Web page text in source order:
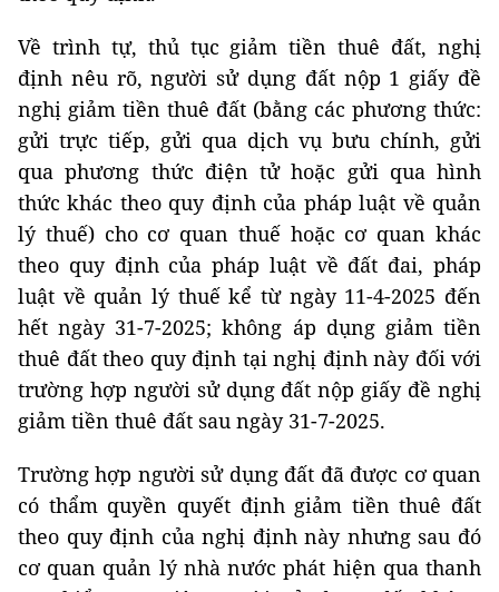
Về trình tự, thủ tục giảm tiền thuê đất, nghị
định nêu rõ, người sử dụng đất nộp 1 giấy đề
nghị giảm tiền thuê đất (bằng các phương thức:
gửi trực tiếp, gửi qua dịch vụ bưu chính, gửi
qua phương thức điện tử hoặc gửi qua hình
thức khác theo quy định của pháp luật về quản
lý thuế) cho cơ quan thuế hoặc cơ quan khác
theo quy định của pháp luật về đất đai, pháp
luật về quản lý thuế kể từ ngày 11-4-2025 đến
hết ngày 31-7-2025; không áp dụng giảm tiền
thuê đất theo quy định tại nghị định này đối với
trường hợp người sử dụng đất nộp giấy đề nghị
giảm tiền thuê đất sau ngày 31-7-2025.
Trường hợp người sử dụng đất đã được cơ quan
có thẩm quyền quyết định giảm tiền thuê đất
theo quy định của nghị định này nhưng sau đó
cơ quan quản lý nhà nước phát hiện qua thanh